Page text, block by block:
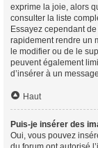
exprime la joie, alors
consulter la liste
Essayez cependant
rapidement rendre un
le modifier ou de le
peuvent également
d’insérer à un
Haut
Puis-je insérer des
Oui, vous pouvez